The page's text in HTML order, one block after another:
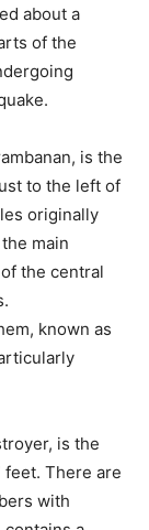
about a
of the
is the
to the left of
originally
main
the central
known as
is the
There are
with